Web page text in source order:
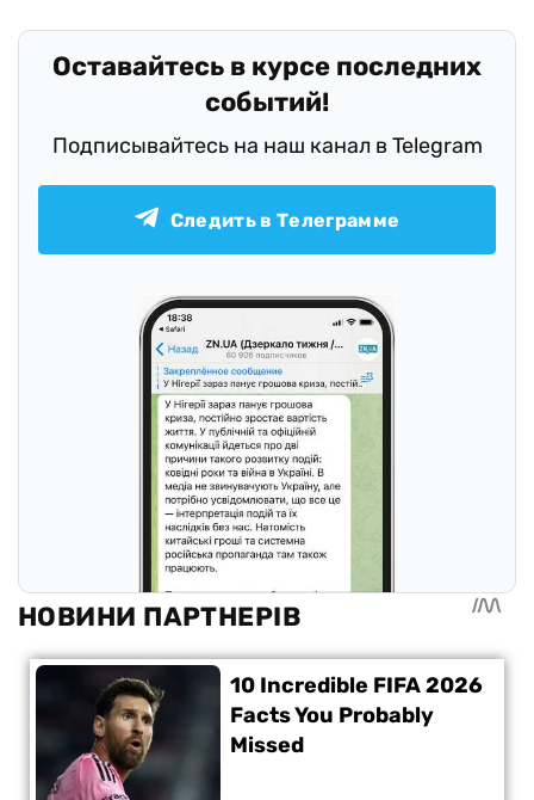
Оставайтесь в курсе последних
событий!
Подписывайтесь на наш канал в Telegram
Следить в Телеграмме